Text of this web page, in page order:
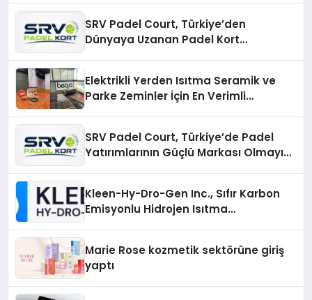
SRV Padel Court, Türkiye’den
Dünyaya Uzanan Padel Kort
Elektrikli Yerden Isıtma Seramik ve
Parke Zeminler İçin En Verimli
SRV Padel Court, Türkiye’de Padel
Yatırımlarının Güçlü Markası Olmayı
Kleen-Hy-Dro-Gen Inc., Sıfır Karbon
Emisyonlu Hidrojen Isıtma
Marie Rose kozmetik sektörüne giriş
yaptı